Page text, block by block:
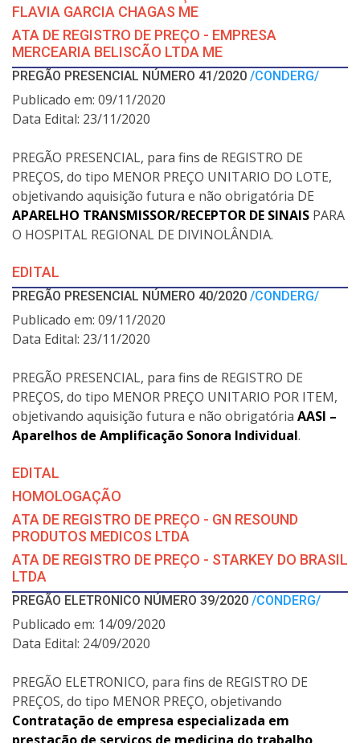
FLAVIA GARCIA CHAGAS ME
ATA DE REGISTRO DE PREÇO - EMPRESA
MERCEARIA BELISCÃO LTDA ME
PREGÃO PRESENCIAL NÚMERO 41/2020 /CONDERG/
Publicado em: 09/11/2020
Data Edital: 23/11/2020
PREGÃO PRESENCIAL, para fins de REGISTRO DE
PREÇOS, do tipo MENOR PREÇO UNITARIO DO LOTE,
objetivando aquisição futura e não obrigatória DE
APARELHO TRANSMISSOR/RECEPTOR DE SINAIS PARA
O HOSPITAL REGIONAL DE DIVINOLÂNDIA.
EDITAL
PREGÃO PRESENCIAL NÚMERO 40/2020 /CONDERG/
Publicado em: 09/11/2020
Data Edital: 23/11/2020
PREGÃO PRESENCIAL, para fins de REGISTRO DE
PREÇOS, do tipo MENOR PREÇO UNITARIO POR ITEM,
objetivando aquisição futura e não obrigatória AASI –
Aparelhos de Amplificação Sonora Individual.
EDITAL
HOMOLOGAÇÃO
ATA DE REGISTRO DE PREÇO - GN RESOUND
PRODUTOS MEDICOS LTDA
ATA DE REGISTRO DE PREÇO - STARKEY DO BRASIL
LTDA
PREGÃO ELETRONICO NÚMERO 39/2020 /CONDERG/
Publicado em: 14/09/2020
Data Edital: 24/09/2020
PREGÃO ELETRONICO, para fins de REGISTRO DE
PREÇOS, do tipo MENOR PREÇO, objetivando
Contratação de empresa especializada em